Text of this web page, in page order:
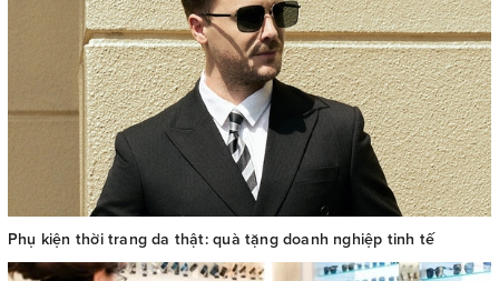
Phụ kiện thời trang da thật: quà tặng doanh nghiệp tinh tế